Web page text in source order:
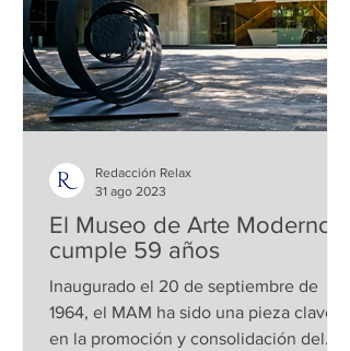
El Museo de Arte Moderno
cumple 59 años
Inaugurado el 20 de septiembre de
1964, el MAM ha sido una pieza clave
en la promoción y consolidación del
Redacción Relax
31 ago 2023